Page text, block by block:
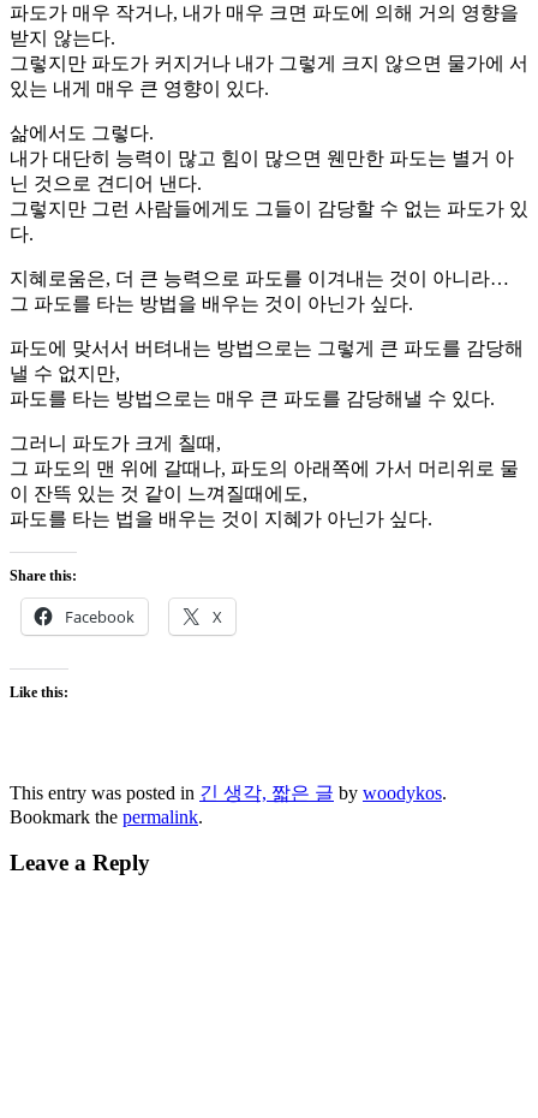
파도가 매우 작거나, 내가 매우 크면 파도에 의해 거의 영향을
받지 않는다.
그렇지만 파도가 커지거나 내가 그렇게 크지 않으면 물가에 서
있는 내게 매우 큰 영향이 있다.
삶에서도 그렇다.
내가 대단히 능력이 많고 힘이 많으면 웬만한 파도는 별거 아
닌 것으로 견디어 낸다.
그렇지만 그런 사람들에게도 그들이 감당할 수 없는 파도가 있
다.
지혜로움은, 더 큰 능력으로 파도를 이겨내는 것이 아니라…
그 파도를 타는 방법을 배우는 것이 아닌가 싶다.
파도에 맞서서 버텨내는 방법으로는 그렇게 큰 파도를 감당해
낼 수 없지만,
파도를 타는 방법으로는 매우 큰 파도를 감당해낼 수 있다.
그러니 파도가 크게 칠때,
그 파도의 맨 위에 갈때나, 파도의 아래쪽에 가서 머리위로 물
이 잔뜩 있는 것 같이 느껴질때에도,
파도를 타는 법을 배우는 것이 지혜가 아닌가 싶다.
Share this:
Facebook X
Like this:
This entry was posted in 긴 생각, 짧은 글 by woodykos.
Bookmark the permalink.
Leave a Reply